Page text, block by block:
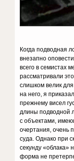
Когда подводная
внезапно
всего в семистах
рассматривали
слишком велик
на него, я
прежнему висел
длины подводной
с объектами,
очертания, очень
суда. Однако при
секунду «облака»
форма не